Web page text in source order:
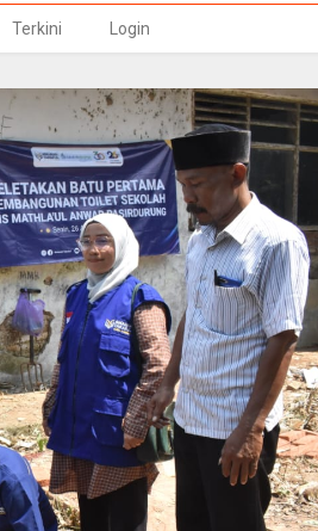
Terkini Login